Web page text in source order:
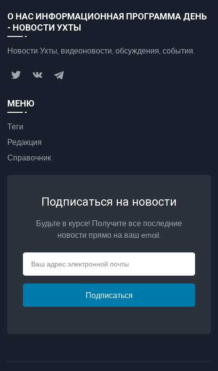
О НАС ИНФОРМАЦИОННАЯ ПРОГРАММА ДЕНЬ
- НОВОСТИ УХТЫ
Новости Ухты, видеоновости, обсуждения, события.
МЕНЮ
Теги
Редакция
Справочник
Подписаться на новости
Будьте в курсе! Получите все последние
новости прямо на ваш email.
Подписаться